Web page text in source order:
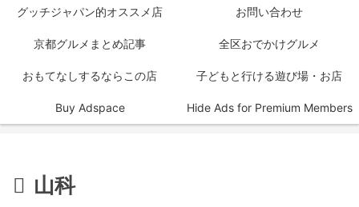
グッチジャパン的オススメ店 お問い合わせ
京都グルメまとめ記事 全区おでかけグルメ
おもてなしするならこの店 子どもと行ける遊び場・お店
Buy Adspace Hide Ads for Premium Members
山科